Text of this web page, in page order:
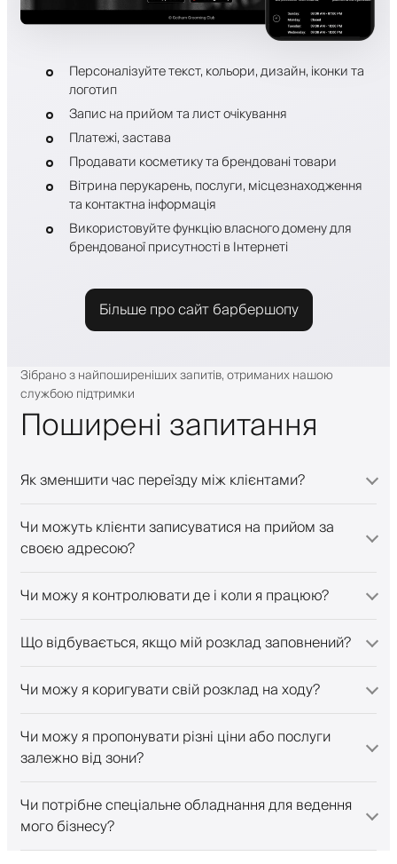
Персоналізуйте текст, кольори, дизайн, іконки та
логотип
Запис на прийом та лист очікування
Платежі, застава
Продавати косметику та брендовані товари
Вітрина перукарень, послуги, місцезнаходження
та контактна інформація
Використовуйте функцію власного домену для
брендованої присутності в Інтернеті
Більше про сайт барбершопу
Зібрано з найпоширеніших запитів, отриманих нашою
службою підтримки
Поширені запитання
Як зменшити час переїзду між клієнтами?
Чи можуть клієнти записуватися на прийом за
своєю адресою?
Чи можу я контролювати де і коли я працюю?
Що відбувається, якщо мій розклад заповнений?
Чи можу я коригувати свій розклад на ходу?
Чи можу я пропонувати різні ціни або послуги
залежно від зони?
Чи потрібне спеціальне обладнання для ведення
мого бізнесу?